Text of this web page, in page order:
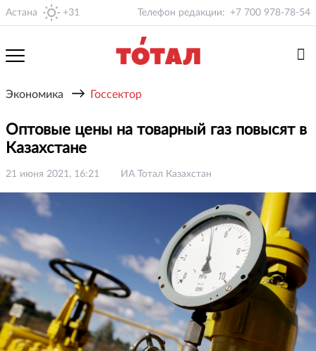
Астана +31 Телефон редакции: +7 700 978-78-54
Экономика → Госсектор
Оптовые цены на товарный газ повысят в
Казахстане
21 июня 2021, 16:21 ИА Тотал Казахстан